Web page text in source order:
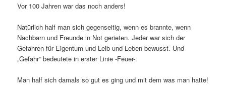
Vor 100 Jahren war das noch anders!
Natürlich half man sich gegenseitig, wenn es brannte, wenn
Nachbarn und Freunde in Not gerieten. Jeder war sich der
Gefahren für Eigentum und Leib und Leben bewusst. Und
„Gefahr“ bedeutete in erster Linie -Feuer-.
Man half sich damals so gut es ging und mit dem was man hatte!